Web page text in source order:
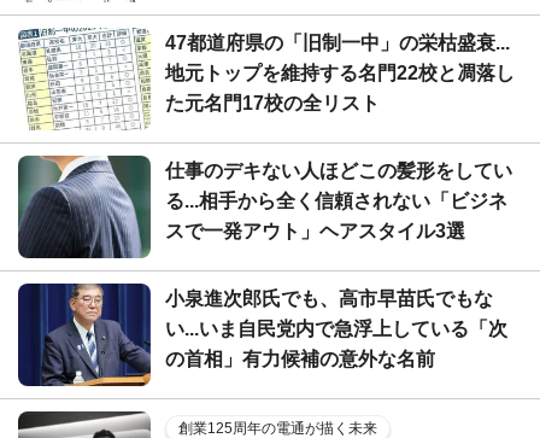
47都道府県の「旧制一中」の栄枯盛衰...
地元トップを維持する名門22校と凋落し
た元名門17校の全リスト
仕事のデキない人ほどこの髪形をしてい
る...相手から全く信頼されない「ビジネ
スで一発アウト」ヘアスタイル3選
小泉進次郎氏でも、高市早苗氏でもな
い...いま自民党内で急浮上している「次
の首相」有力候補の意外な名前
創業125周年の電通が描く未来